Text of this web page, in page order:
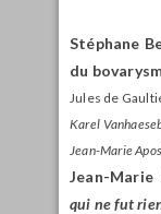
Stéphane
du
Jules de
Karel
Jean-Marie
Jean-
qui ne fut